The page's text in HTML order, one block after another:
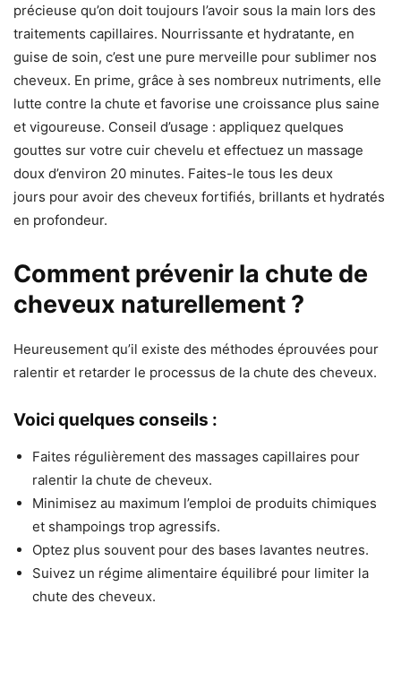
précieuse qu’on doit toujours l’avoir sous la main lors des
traitements capillaires. Nourrissante et hydratante, en
guise de soin, c’est une pure merveille pour sublimer nos
cheveux. En prime, grâce à ses nombreux nutriments, elle
lutte contre la chute et favorise une croissance plus saine
et vigoureuse. Conseil d’usage : appliquez quelques
gouttes sur votre cuir chevelu et effectuez un massage
doux d’environ 20 minutes. Faites-le tous les deux
jours pour avoir des cheveux fortifiés, brillants et hydratés
en profondeur.
Comment prévenir la chute de
cheveux naturellement ?
Heureusement qu’il existe des méthodes éprouvées pour
ralentir et retarder le processus de la chute des cheveux.
Voici quelques conseils :
Faites régulièrement des massages capillaires pour
ralentir la chute de cheveux.
Minimisez au maximum l’emploi de produits chimiques
et shampoings trop agressifs.
Optez plus souvent pour des bases lavantes neutres.
Suivez un régime alimentaire équilibré pour limiter la
chute des cheveux.